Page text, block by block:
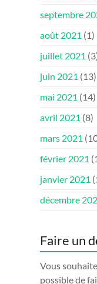
septembre
août 2021 (1)
juillet 2021
juin 2021 (13)
mai 2021 (14)
avril 2021 (8)
mars 2021
février 2021
janvier 2021
décembre
Faire un
Vous
possible de